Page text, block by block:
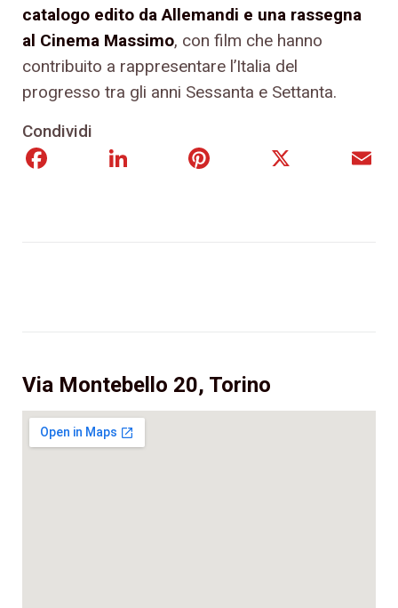
catalogo edito da Allemandi e una rassegna
al Cinema Massimo, con film che hanno
contribuito a rappresentare l’Italia del
progresso tra gli anni Sessanta e Settanta.
Condividi
FacebookLinkedIn Pinterest
Via Montebello 20, Torino